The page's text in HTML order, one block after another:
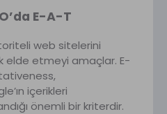
E-A-T
web sitelerini
elde etmeyi amaçlar. E-
içerikleri
önemli bir kriterdir.